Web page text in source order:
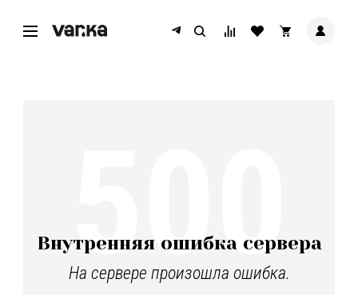
Внутренняя ошибка сервера
На сервере произошла ошибка.
500